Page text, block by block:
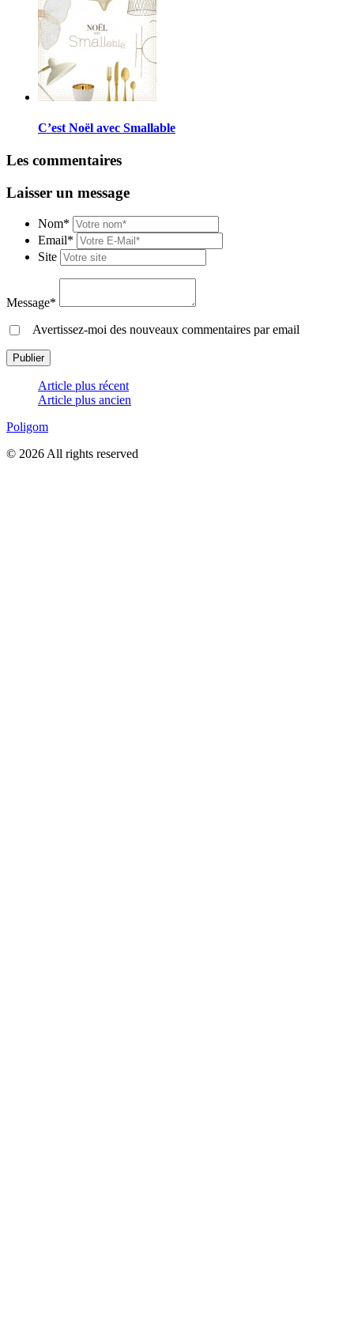
C’est Noël avec Smallable
Les commentaires
Laisser un message
Nom*
Email*
Site
Message*
Avertissez-moi des nouveaux commentaires par email
Article plus récent
Article plus ancien
Poligom
© 2026 All rights reserved